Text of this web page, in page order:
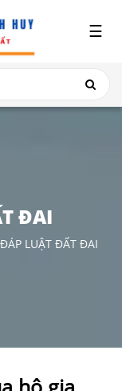
☰
ĐAI
LUẬT ĐẤT ĐAI